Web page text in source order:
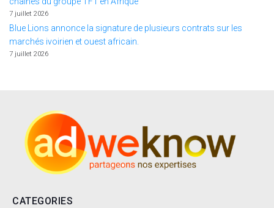
7 juillet 2026
Blue Lions annonce la signature de plusieurs contrats sur les
marchés ivoirien et ouest africain.
7 juillet 2026
CATEGORIES